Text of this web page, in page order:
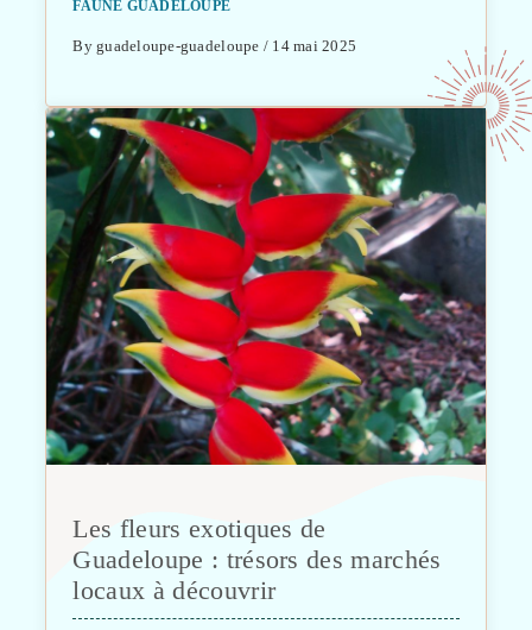
FAUNE GUADELOUPE
By guadeloupe-guadeloupe / 14 mai 2025
Les fleurs exotiques de
Guadeloupe : trésors des marchés
locaux à découvrir